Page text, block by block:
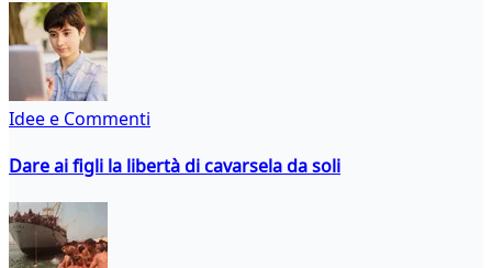
Idee e Commenti
Dare ai figli la libertà di cavarsela da soli